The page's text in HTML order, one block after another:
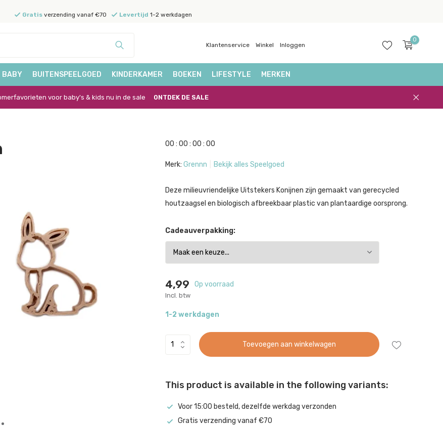
Gratisverzending vanaf €70 Levertijd 1-2 werkdagen
Klantenservice Winkel Inloggen
0
BABY BUITENSPEELGOED KINDERKAMER BOEKEN LIFESTYLE MERKEN
voor baby's & kids nu in de sale ONTDEK DE SALE
00 : 00 : 00 : 00
Merk: Grennn Bekijk alles Speelgoed
Deze milieuvriendelijke Uitstekers Konijnen zijn gemaakt van gerecycled
houtzaagsel en biologisch afbreekbaar plastic van plantaardige oorsprong.
Cadeauverpakking:
4,99 Op voorraad
Incl. btw
1-2 werkdagen
Toevoegen aan winkelwagen
This product is available in the following variants:
Voor 15:00 besteld, dezelfde werkdag verzonden
Gratis verzending vanaf €70